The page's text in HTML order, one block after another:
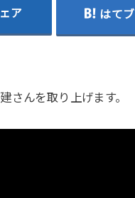
ア はてブ
さんを取り上げます。